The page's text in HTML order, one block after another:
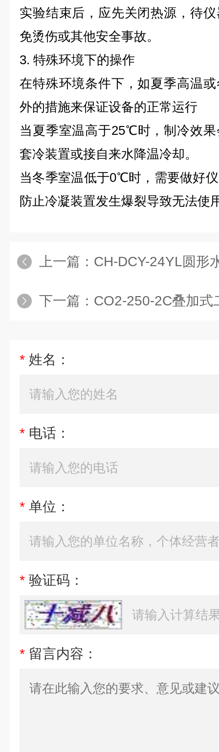
实验结束后，应先关闭热源，待
免烫伤或其他安全事故。
3. 特殊环境下的操作
在特殊环境条件下，如夏季高温
外的措施来保证设备的正常运行
当夏季室温高于25℃时，制冷效
套冷装置或接自来水降温冷却。
当冬季室温低于0℃时，需要做好
防止冷凝装置发生爆裂导致无法使
上一篇： CH-DCY-24YL圆形水
下一篇： CO2-250-2C叠加式
* 姓名：
* 电话：
* 单位：
* 验证码：
* 留言内容：